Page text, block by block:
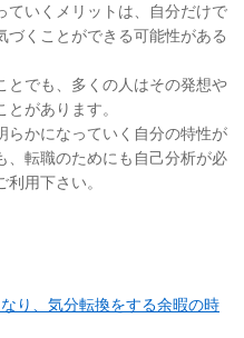
ていくメリットは、自分だけで
づくことができる可能性がある
とでも、多くの人はその発想や
があります。
らかになっていく自分の特性が
、転職のためにも自己分析が必
用下さい。